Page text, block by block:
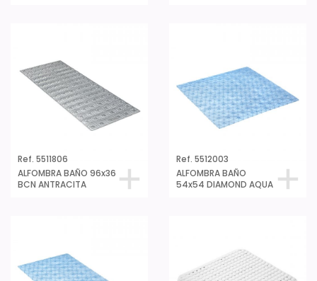
Ref. 5511806
ALFOMBRA BAÑO 96x36
BCN ANTRACITA
Ref. 5512003
ALFOMBRA BAÑO
54x54 DIAMOND AQUA